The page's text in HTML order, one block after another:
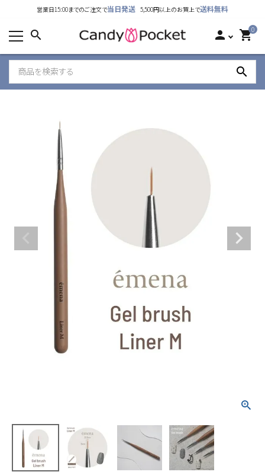
営業日15:00までのご注文で当日発送 5,500円以上のお買上で送料無料
search person 0
shopping_cart
search
カテゴリーから探す
ランキング
新着商品
特定商取引法表示について
個人情報取り扱いについて
お問い合わせ
公式LINE
ACCOUNT MENU
ようこそ ゲスト 様
ログイン person 新規会員登録